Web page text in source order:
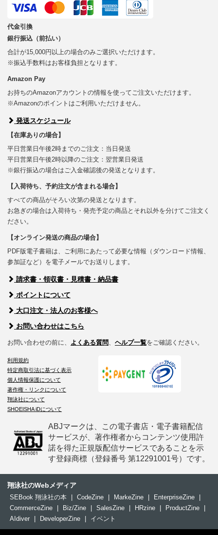
代金引換
銀行振込（前払い）
合計が15,000円以上の場合のみご選択いただけます。
※振込手数料はお客様負担となります。
Amazon Pay
お持ちのAmazonアカウントの情報を使ってご注文いただけます。
※Amazonのポイントはご利用いただけません。
発送スケジュール
【在庫ありの場合】
平日営業日午後2時までのご注文：当日発送
平日営業日午後2時以降のご注文：翌営業日発送
※銀行振込の場合はご入金確認後の発送となります。
【入荷待ち、予約注文が含まれる場合】
すべての商品がそろい次第の発送となります。
お急ぎの場合は入荷待ち・発売予定の商品とそれ以外を分けてご注文く
ださい。
【オンライン発送の商品の場合】
PDF版電子書籍は、ご利用にあたって必要な情報（ダウンロード情報、
参加証など）を電子メールでお送りします。
請求書・領収書・見積書・納品書
ポイントについて
大口注文・法人のお客様へ
お問い合わせはこちら
お問い合わせの前に、 よくある質問、 ヘルプ一覧をご確認ください。
利用規約
特定商取引法に基づく表示
個人情報保護について
著作権・リンクについて
翔泳社について
SHOEISHA iDについて
ABJマークは、この電子書店・電子書籍配信
サービスが、著作権者からコンテンツ使用許
諾を得た正規版配信サービスであることを示
す登録商標（登録番号 第12291001号）です。
翔泳社のWebメディア
SEBook 翔泳社の本 CodeZine MarkeZine EnterpriseZine
CommerceZine
Biz/Zine SalesZine HRzine ProductZine
AIdiver
DeveloperZine イベント